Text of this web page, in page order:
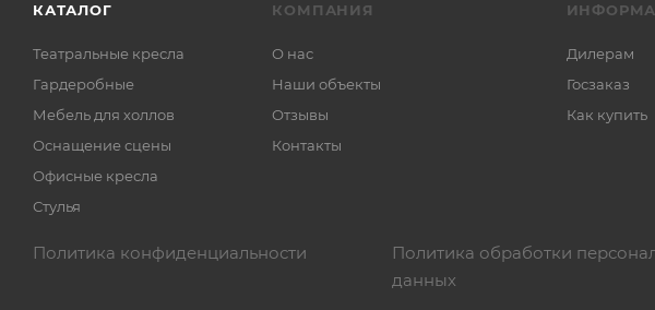
КАТАЛОГ
Театральные кресла
Гардеробные
Мебель для холлов
Оснащение сцены
Офисные кресла
Стулья
КОМПАНИЯ
О нас
Наши объекты
Отзывы
Контакты
Дилерам
Госзаказ
Как купить
Политика конфиденциальности
Политика обработки
данных